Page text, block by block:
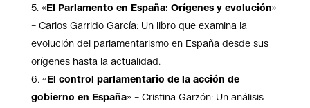
«El Parlamento en España: Orígenes y evolución»
– Carlos Garrido García: Un libro que examina la
evolución del parlamentarismo en España desde sus
orígenes hasta la actualidad.
«El control parlamentario de la acción de
gobierno en España» – Cristina Garzón: Un análisis